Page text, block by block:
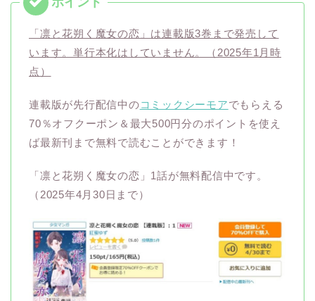
「凛と花朔く魔女の恋」は連載版3巻まで発売して
います。単行本化はしていません。（2025年1月時
点）
連載版が先行配信中のコミックシーモアでもらえる
70％オフクーポン＆最大500円分のポイントを使え
ば最新刊まで無料で読むことができます！
「凛と花朔く魔女の恋」1話が無料配信中です。
（2025年4月30日まで）